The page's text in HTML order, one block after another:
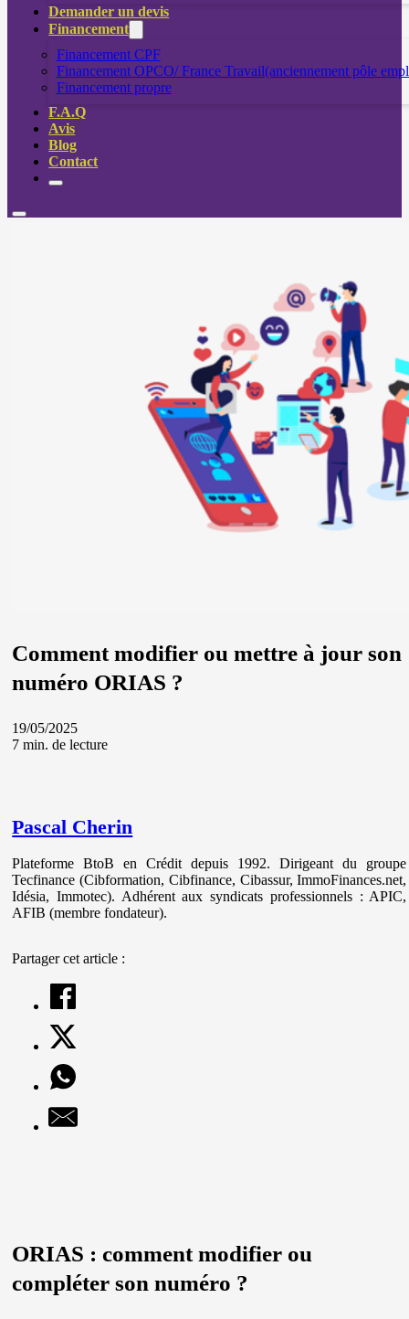
Demander un devis
Financement
Financement CPF
Financement OPCO/ France Travail(anciennement pôle
Financement propre
F.A.Q
Avis
Blog
Contact
Comment modifier ou mettre à jour son
numéro ORIAS ?
19/05/2025
7 min. de lecture
Pascal Cherin
Plateforme BtoB en Crédit depuis 1992. Dirigeant du groupe
Tecfinance (Cibformation, Cibfinance, Cibassur, ImmoFinances.net,
Idésia, Immotec). Adhérent aux syndicats professionnels : APIC,
AFIB (membre fondateur).
Partager cet article :
ORIAS : comment modifier ou
compléter son numéro ?